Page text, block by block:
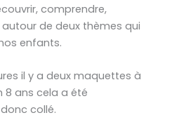
comprendre,
autour de deux thèmes qui
enfants.
il y a deux maquettes à
8 ans cela a été
collé.